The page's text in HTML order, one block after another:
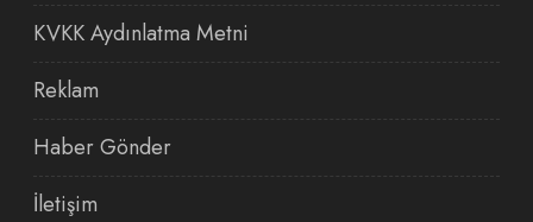
KVKK Aydınlatma Metni
Reklam
Haber Gönder
İletişim